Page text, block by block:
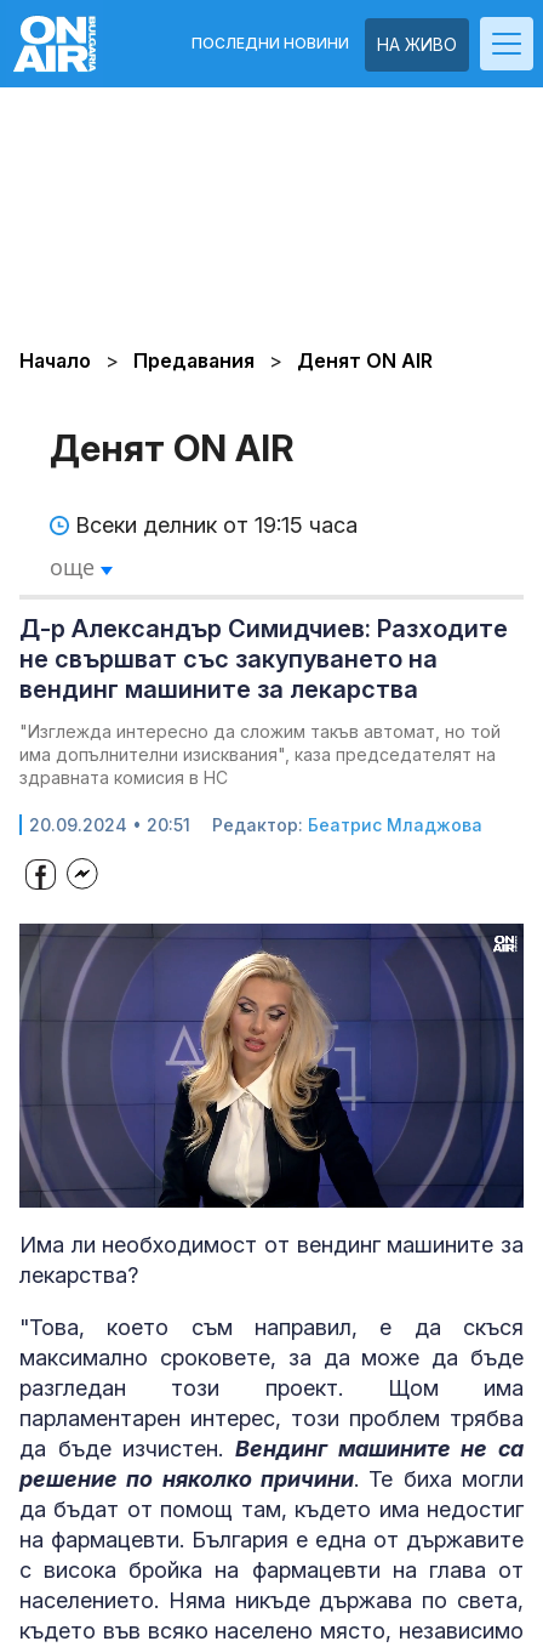
НА ЖИВО
ПОСЛЕДНИ НОВИНИ
Начало Предавания Денят ON AIR
Денят ON AIR
Всеки делник от 19:15 часа
още
Д-р Александър Симидчиев: Разходите
не свършват със закупуването на
вендинг машините за лекарства
"Изглежда интересно да сложим такъв автомат, но той
има допълнителни изисквания", каза председателят на
здравната комисия в НС
20.09.2024 • 20:51 Редактор: Беатрис Младжова
Unmute Loaded
2.83%
Има ли необходимост от вендинг машините за
лекарства?
"Това, което съм направил, е да скъся
максимално сроковете, за да може да бъде
разгледан този проект. Щом има
парламентарен интерес, този проблем трябва
да бъде изчистен. Вендинг машините не са
решение по няколко причини. Те биха могли
да бъдат от помощ там, където има недостиг
на фармацевти. България е една от държавите
с висока бройка на фармацевти на глава от
населението. Няма никъде държава по света,
където във всяко населено място, независимо